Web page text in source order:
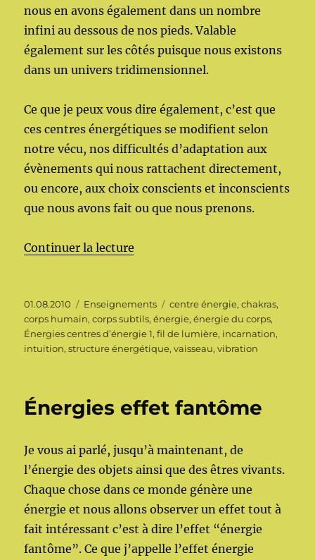
nous en avons également dans un nombre
infini au dessous de nos pieds. Valable
également sur les côtés puisque nous existons
dans un univers tridimensionnel.
Ce que je peux vous dire également, c’est que
ces centres énergétiques se modifient selon
notre vécu, nos difficultés d’adaptation aux
évènements qui nous rattachent directement,
ou encore, aux choix conscients et inconscients
que nous avons fait ou que nous prenons.
Continuer la lecture
Publié
le
01.08.2010 Catégories
Enseignements Étiquettes
centre énergie,chakras,
corps humain,corps subtils,énergie,énergie du corps,
Énergies centres d’énergie 1,fil de lumière, incarnation,
intuition,structure énergétique,vaisseau,vibration
Énergies effet fantôme
Je vous ai parlé, jusqu’à maintenant, de
l’énergie des objets ainsi que des êtres vivants.
Chaque chose dans ce monde génère une
énergie et nous allons observer un effet tout à
fait intéressant c’est à dire l’effet “énergie
fantôme”. Ce que j’appelle l’effet énergie